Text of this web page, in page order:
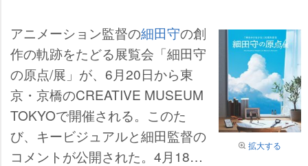
拡大する
アニメーション監督の細田守の創
作の軌跡をたどる展覧会「細田守
の原点/展」が、6月20日から東
京・京橋のCREATIVE MUSEUM
TOKYOで開催される。このた
び、キービジュアルと細田監督の
コメントが公開された。4月18日